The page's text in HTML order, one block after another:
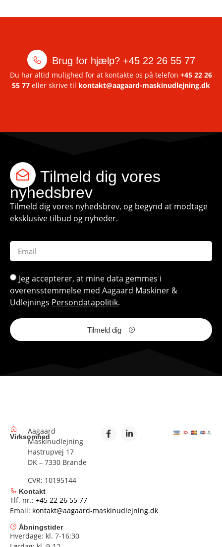
Brug for hjælp? +45 22 26 55 77
Du har altid mulighed for at kontakte os på telefon +45 22 26
55 77 eller skrive til kontakt@aagaard-maskinudlejning.dk
Tilmeld dig vores
nyhedsbrev
Tilmeld dig vores nyhedsbrev, og begynd at modtage
eksklusive tilbud og nyheder.
Jeg accepterer, at mine data gemmes i
overensstemmelse med Aagaard Maskiner &
Udlejnings Persondatapolitik.
Tilmeld dig
Virksomhed
Aagaard
Maskinudlejning
Hastrupvej 17
DK – 7330 Brande
CVR: 10195144
Kontakt
Tlf. nr.: +45 22 26 55 77
Email: kontakt@aagaard-maskinudlejning.dk
Åbningstider
Hverdage: kl. 7-16:30